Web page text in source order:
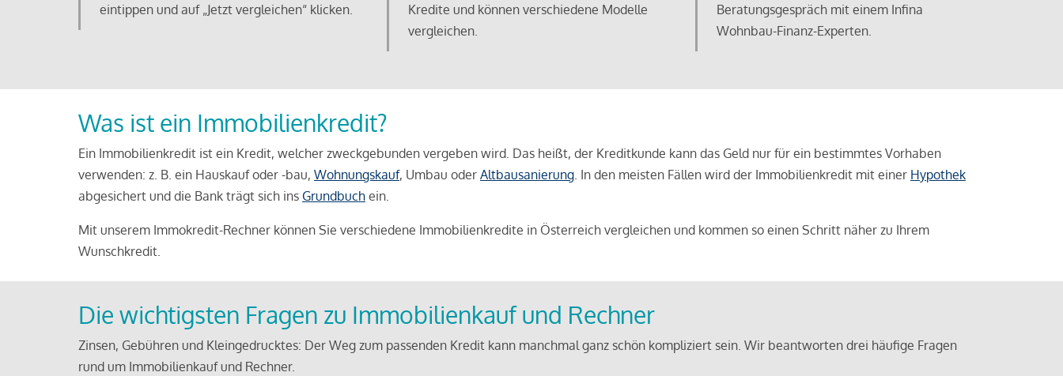
eintippen und auf „Jetzt vergleichen“ klicken.
Kredite und können verschiedene Modelle
vergleichen.
Beratungsgespräch mit einem Infina
Wohnbau-Finanz-Experten.
Was ist ein Immobilienkredit?
Ein Immobilienkredit ist ein Kredit, welcher zweckgebunden vergeben wird. Das heißt, der Kreditkunde kann das Geld nur für ein bestimmtes Vorhaben
verwenden: z. B. ein Hauskauf oder -bau, Wohnungskauf, Umbau oder Altbausanierung. In den meisten Fällen wird der Immobilienkredit mit einer Hypothek
abgesichert und die Bank trägt sich ins Grundbuch ein.
Mit unserem Immokredit-Rechner können Sie verschiedene Immobilienkredite in Österreich vergleichen und kommen so einen Schritt näher zu Ihrem
Wunschkredit.
Die wichtigsten Fragen zu Immobilienkauf und Rechner
Zinsen, Gebühren und Kleingedrucktes: Der Weg zum passenden Kredit kann manchmal ganz schön kompliziert sein. Wir beantworten drei häufige Fragen
rund um Immobilienkauf und Rechner.